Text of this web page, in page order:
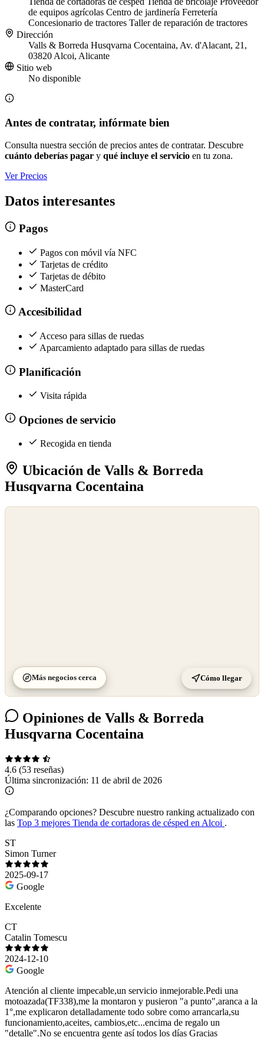
de equipos agrícolas Centro de jardinería Ferretería
Concesionario de tractores Taller de reparación de tractores
Dirección
Valls & Borreda Husqvarna Cocentaina, Av. d'Alacant, 21,
03820 Alcoi, Alicante
Sitio web
No disponible
Antes de contratar, infórmate bien
Consulta nuestra sección de precios antes de contratar. Descubre
cuánto deberías pagar y qué incluye el servicio en tu zona.
Ver Precios
Datos interesantes
Pagos
Pagos con móvil vía NFC
Tarjetas de crédito
Tarjetas de débito
MasterCard
Accesibilidad
Acceso para sillas de ruedas
Aparcamiento adaptado para sillas de ruedas
Planificación
Visita rápida
Opciones de servicio
Recogida en tienda
Ubicación de Valls & Borreda
Husqvarna Cocentaina
Más negocios cerca Cómo llegar
Opiniones de Valls & Borreda
Husqvarna Cocentaina
4.6 (53 reseñas)
Última sincronización: 11 de abril de 2026
¿Comparando opciones? Descubre nuestro ranking actualizado con
las Top 3 mejores Tienda de cortadoras de césped en Alcoi .
ST
Simon Turner
2025-09-17
Google
Excelente
CT
Catalin Tomescu
2024-12-10
Google
Atención al cliente impecable,un servicio inmejorable.Pedi una
motoazada(TF338),me la montaron y pusieron "a punto",aranca a la
1°,me explicaron detalladamente todo sobre como arrancarla,su
funcionamiento,aceites, cambios,etc...encima de regalo un
"detalle".No se encuentra gente así todos los días Gracias